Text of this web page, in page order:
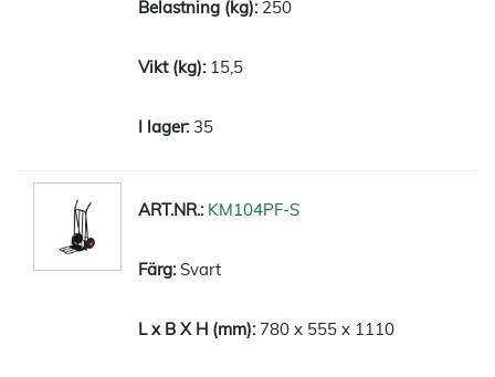
250
15,5
35
KM104PF-S
Svart
780 x 555 x 1110